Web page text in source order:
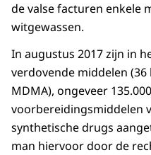
de valse facturen enkele
witgewassen.
In augustus 2017 zijn in
verdovende middelen (36
MDMA), ongeveer
voorbereidingsmiddelen
synthetische drugs
man hiervoor door de